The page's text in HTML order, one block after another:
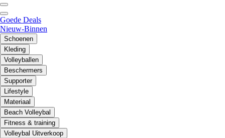
Goede Deals
Nieuw-Binnen
Schoenen
Kleding
Volleyballen
Beschermers
Supporter
Lifestyle
Materiaal
Beach Volleybal
Fitness & training
Volleybal Uitverkoop